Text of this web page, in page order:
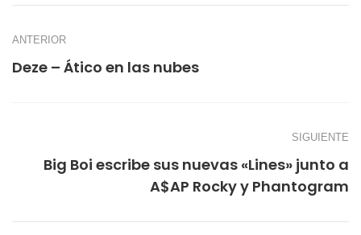
ANTERIOR
Deze – Ático en las nubes
SIGUIENTE
Big Boi escribe sus nuevas «Lines» junto a
A$AP Rocky y Phantogram